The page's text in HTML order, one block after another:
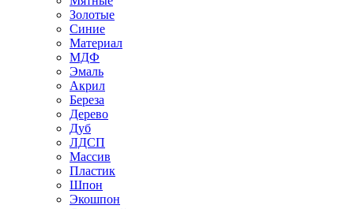
Золотые
Синие
Материал
МДФ
Эмаль
Акрил
Береза
Дерево
Дуб
ЛДСП
Массив
Пластик
Шпон
Экошпон